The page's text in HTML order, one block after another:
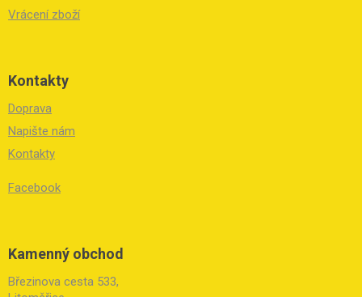
Vrácení zboží
Kontakty
Doprava
Napište nám
Kontakty
Facebook
Kamenný obchod
Březinova cesta 533,